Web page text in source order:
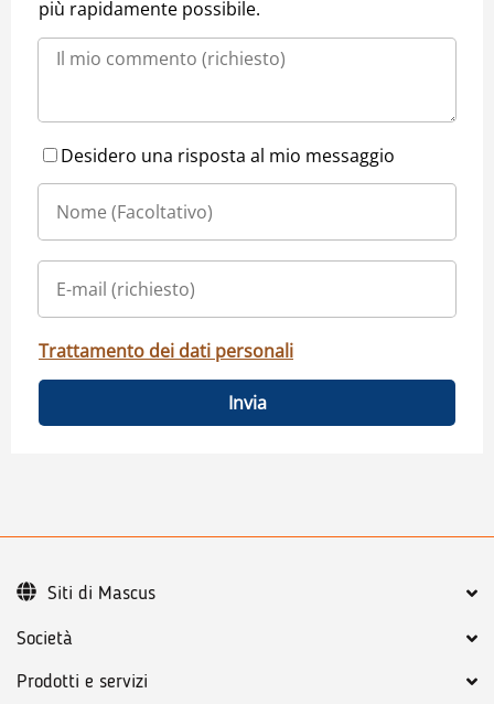
più rapidamente possibile.
Desidero una risposta al mio messaggio
Trattamento dei dati personali
Invia
Società
Prodotti e servizi
Siti di Mascus